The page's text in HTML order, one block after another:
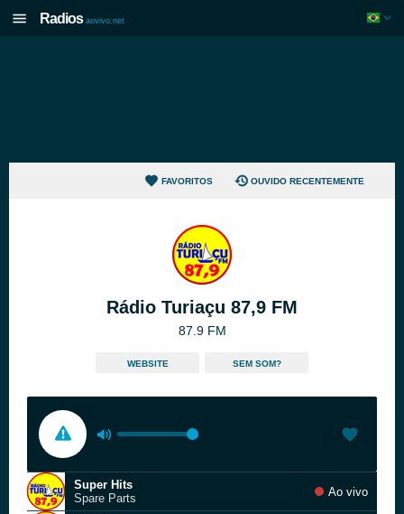
Radios aovivo.net
FAVORITOS OUVIDO RECENTEMENTE
Rádio Turiaçu 87,9 FM
87.9 FM
WEBSITE SEM SOM?
Super Hits
Spare Parts
Ao vivo